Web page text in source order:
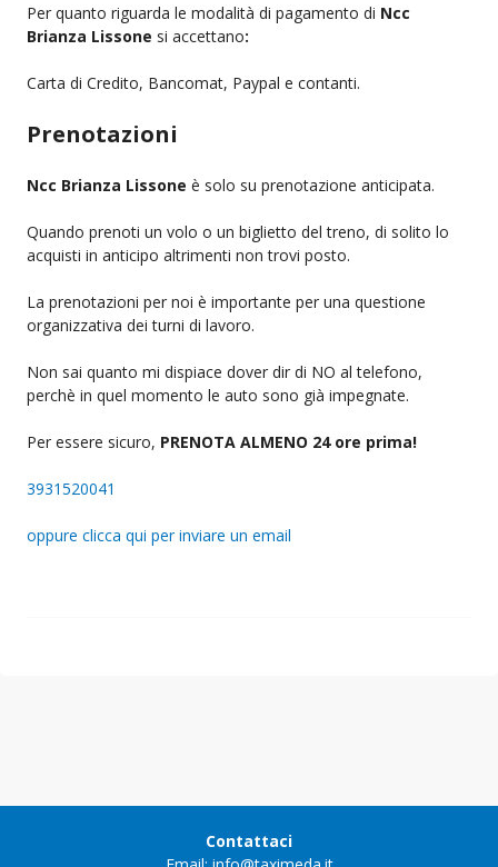
Per quanto riguarda le modalità di pagamento di Ncc
Brianza Lissone si accettano:
Carta di Credito, Bancomat, Paypal e contanti.
Prenotazioni
Ncc Brianza Lissone è solo su prenotazione anticipata.
Quando prenoti un volo o un biglietto del treno, di solito lo
acquisti in anticipo altrimenti non trovi posto.
La prenotazioni per noi è importante per una questione
organizzativa dei turni di lavoro.
Non sai quanto mi dispiace dover dir di NO al telefono,
perchè in quel momento le auto sono già impegnate.
Per essere sicuro, PRENOTA ALMENO 24 ore prima!
3931520041
oppure clicca qui per inviare un email
Contattaci